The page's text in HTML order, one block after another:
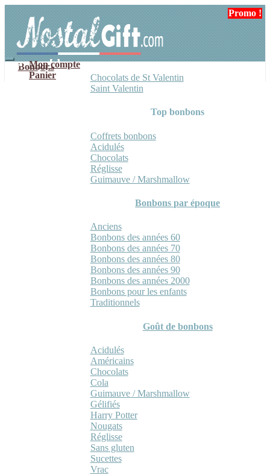
navigation
contenu
Mon compte
Panier
Bonbons
Chocolats de St Valentin
Saint Valentin
Top bonbons
Coffrets bonbons
Acidulés
Chocolats
Réglisse
Guimauve / Marshmallow
Bonbons par époque
Anciens
Bonbons des années 60
Bonbons des années 70
Bonbons des années 80
Bonbons des années 90
Bonbons des années 2000
Bonbons pour les enfants
Traditionnels
Goût de bonbons
Acidulés
Américains
Chocolats
Cola
Guimauve / Marshmallow
Gélifiés
Harry Potter
Nougats
Réglisse
Sans gluten
Sucettes
Vrac
Promo !